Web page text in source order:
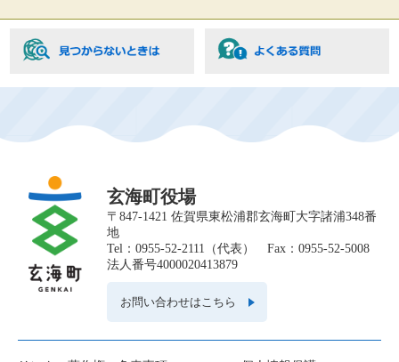
玄海町役場
〒847-1421 佐賀県東松浦郡玄海町大字諸浦348番
地
Tel：0955-52-2111（代表） Fax：0955-52-5008
法人番号4000020413879
お問い合わせはこちら